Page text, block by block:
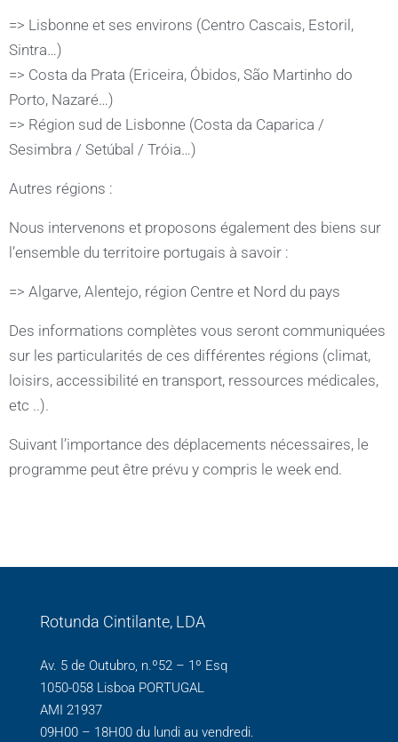
=> Lisbonne et ses environs (Centro Cascais, Estoril,
Sintra…)
=> Costa da Prata (Ericeira, Óbidos, São Martinho do
Porto, Nazaré…)
=> Région sud de Lisbonne (Costa da Caparica /
Sesimbra / Setúbal / Tróia…)
Autres régions :
Nous intervenons et proposons également des biens sur
l’ensemble du territoire portugais à savoir :
=> Algarve, Alentejo, région Centre et Nord du pays
Des informations complètes vous seront communiquées
sur les particularités de ces différentes régions (climat,
loisirs, accessibilité en transport, ressources médicales,
etc ..).
Suivant l’importance des déplacements nécessaires, le
programme peut être prévu y compris le week end.
Rotunda Cintilante, LDA
Av. 5 de Outubro, n.º52 – 1º Esq
1050-058 Lisboa PORTUGAL
AMI 21937
09H00 – 18H00 du lundi au vendredi.